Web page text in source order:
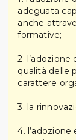
adeguata
anche
formative;
2.
qualità delle
carattere
3. la
4.